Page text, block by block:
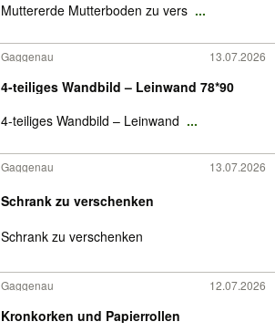
Muttererde Mutterboden zu vers ...
Gaggenau 13.07.2026
4-teiliges Wandbild – Leinwand 78*90
4-teiliges Wandbild – Leinwand ...
Gaggenau 13.07.2026
Schrank zu verschenken
Schrank zu verschenken
Gaggenau 12.07.2026
Kronkorken und Papierrollen